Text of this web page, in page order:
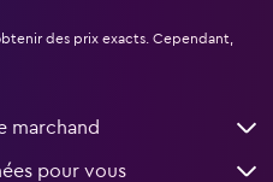
des prix exacts. Cependant,
marchand
pour vous